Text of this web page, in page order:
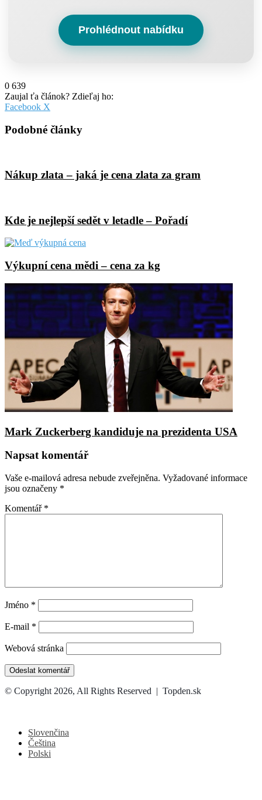
Prohlédnout nabídku
0 639
Zaujal ťa článok? Zdieľaj ho:
Facebook X
Email
Podobné články
Nákup zlata – jaká je cena zlata za gram
Kde je nejlepší sedět v letadle – Pořadí
Výkupní cena mědi – cena za kg
Mark Zuckerberg kandiduje na prezidenta USA
Napsat komentář
Vaše e-mailová adresa nebude zveřejněna. Vyžadované informace
jsou označeny *
Komentář *
Jméno *
E-mail *
Webová stránka
© Copyright 2026, All Rights Reserved | Topden.sk
button
Slovenčina
Čeština
Polski